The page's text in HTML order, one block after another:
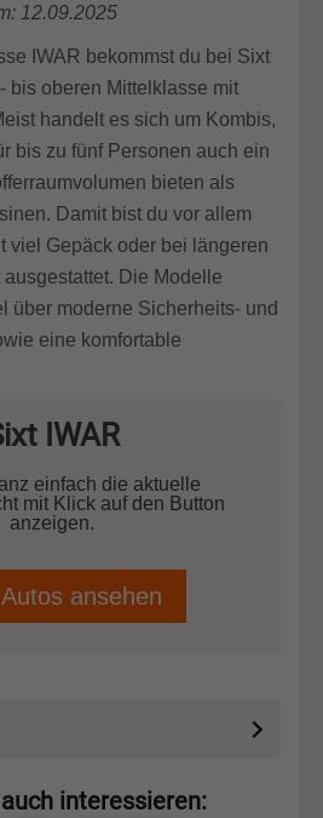
12.09.2025
IWAR bekommst du bei Sixt
bis oberen Mittelklasse mit
handelt es sich um Kombis,
bis zu fünf Personen auch ein
bieten als
Damit bist du vor allem
viel Gepäck oder bei längeren
Die Modelle
über moderne Sicherheits- und
eine komfortable
IWAR
einfach die aktuelle
mit Klick auf den Button
anzeigen.
ansehen
interessieren: